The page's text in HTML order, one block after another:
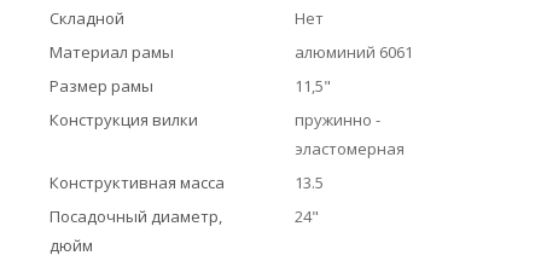
Складной
Нет
Материал рамы
алюминий 6061
Размер рамы
11,5"
Конструкция вилки
пружинно -
эластомерная
Конструктивная масса
13.5
Посадочный диаметр,
дюйм
24"